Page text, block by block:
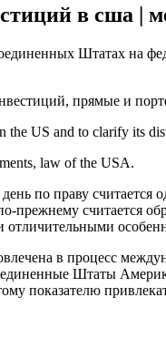
в сша |
Штатах на
прямые и
the US and to clarify its
law of the USA.
по праву
считается
в процесс
Штаты
показателю